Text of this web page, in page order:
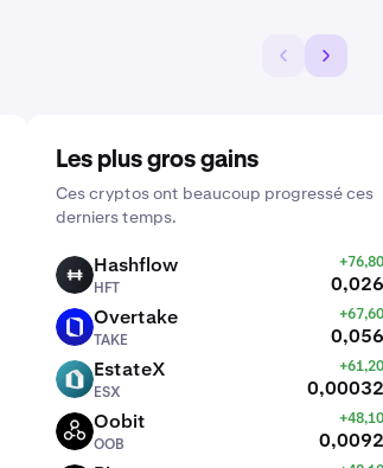
Les plus gros gains
Ces cryptos ont beaucoup progressé ces
derniers temps.
HFT Hashflow
HFT
Overtake
TAKE
ESX EstateX
ESX
OOB Oobit
OOB